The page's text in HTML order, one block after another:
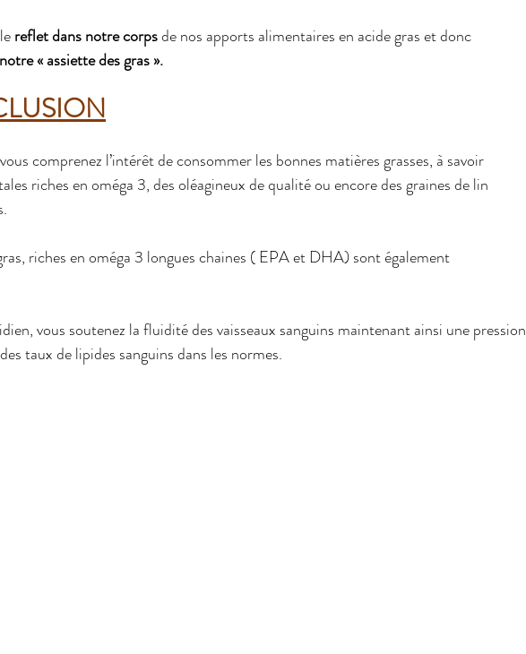
reflet dans notre corps de nos apports alimentaires en acide gras et donc
« assiette des gras ».
comprenez l’intérêt de consommer les bonnes matières grasses, à savoir
riches en oméga 3, des oléagineux de qualité ou encore des graines de lin
riches en oméga 3 longues chaines ( EPA et DHA) sont également
vous soutenez la fluidité des vaisseaux sanguins maintenant ainsi une pression
taux de lipides sanguins dans les normes.